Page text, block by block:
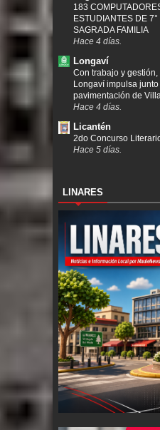
183
ESTUDIANTES DE
SAGRADA FAMILIA
Hace 4 días.
Longaví
Con trabajo y
Longaví impulsa
pavimentación de
Hace 4 días.
Licantén
2do Concurso
Hace 5 días.
LINARES